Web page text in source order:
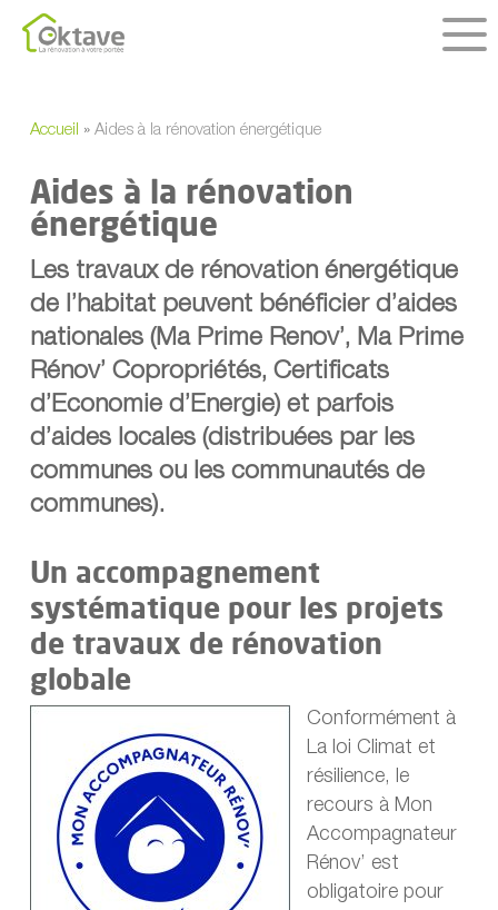
Skip
Accueil » Aides à la rénovation énergétique
Aides à la rénovation
énergétique
Les travaux de rénovation énergétique
de l’habitatpeuvent bénéficier d’aides
nationales (Ma Prime Renov’, Ma Prime
Rénov’ Copropriétés, Certificats
d’Economie d’Energie) et parfois
d’aides locales (distribuées par les
communes ou les communautés de
communes).
Un accompagnement
systématique pour les projets
de travaux de rénovation
globale
Conformément à
La loi Climat et
résilience, le
recours à Mon
Accompagnateur
Rénov’ est
obligatoire pour